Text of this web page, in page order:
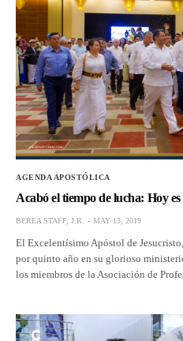
AGENDA APOSTÓLICA
Acabó el tiempo de lucha: Hoy
BEREA STAFF, J.R. MAY 13, 2019
El Excelentísimo Apóstol de
por quinto año en su glorioso
los miembros de la Asociación de